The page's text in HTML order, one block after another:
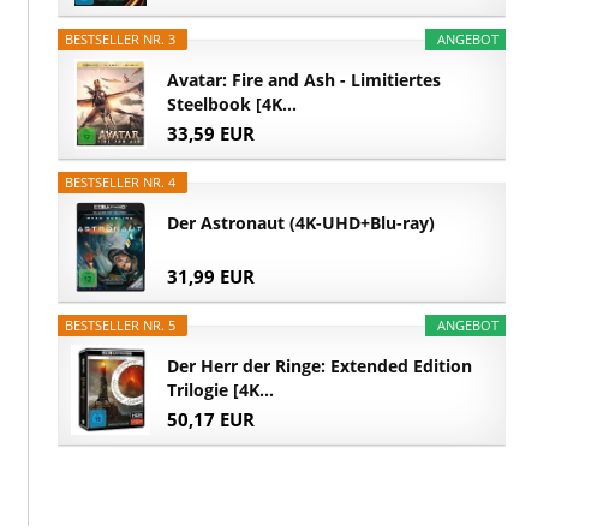
ANGEBOT
BESTSELLER NR. 3
Avatar: Fire and Ash - Limitiertes
Steelbook [4K...
33,59 EUR
BESTSELLER NR. 4
Der Astronaut (4K-UHD+Blu-ray)
31,99 EUR
ANGEBOT
BESTSELLER NR. 5
Der Herr der Ringe: Extended Edition
Trilogie [4K...
50,17 EUR